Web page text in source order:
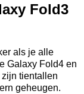
Fold3
als je alle
Galaxy Fold4 en
tientallen
geheugen.